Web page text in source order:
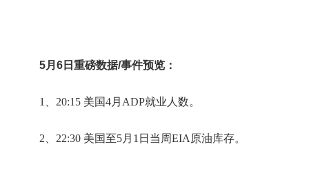
5月6日重磅数据/事件预览：
1、20:15 美国4月ADP就业人数。
2、22:30 美国至5月1日当周EIA原油库存。